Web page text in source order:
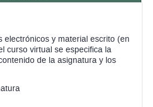
electrónicos y material escrito (en
curso virtual se especifica la
de la asignatura y los